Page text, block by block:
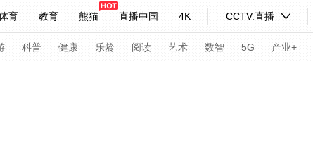
育 教育 熊猫 直播中国 4K CCTV.直播
语 热解读 天天学习
人 下载央视影音
科普 健康 乐龄 阅读 艺术 数智 5G 产业+